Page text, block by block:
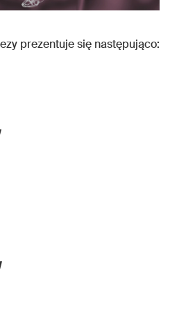
prezentuje się następująco: